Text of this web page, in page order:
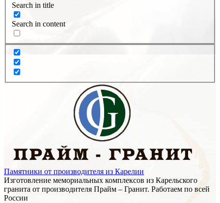
Search in title
Search in content
Памятники от производителя из Карелии
Изготовление мемориальных комплексов из Карельского
гранита от производителя Прайм – Гранит. Работаем по всей
России